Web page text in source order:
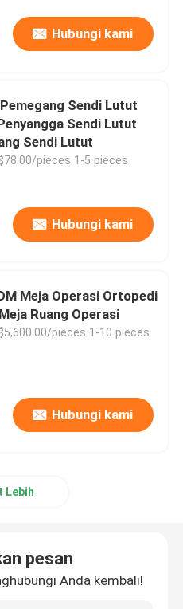
Hubungi kami
Sendi Lutut
Sendi Lutut
Sendi Lutut
pieces 1-5 pieces
Hubungi kami
Meja Operasi Ortopedi
Ruang Operasi
pieces 1-10 pieces
Hubungi kami
Lebih
pesan
Anda kembali!